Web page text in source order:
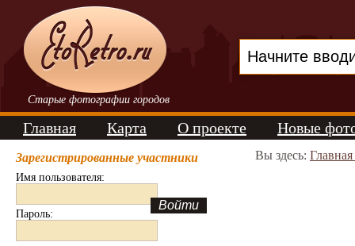
Старые фотографии городов
Главная Карта О проекте Новые
Зарегистрированные участники
Имя пользователя:
Пароль:
Вы здесь: